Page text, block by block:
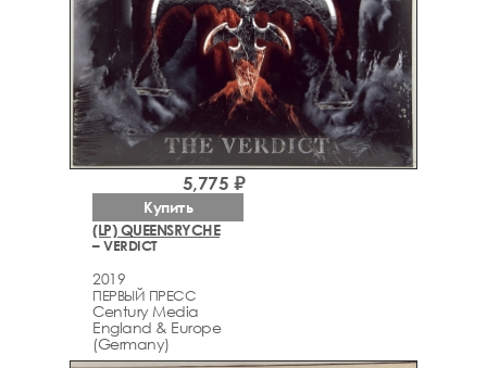
(LP) QUEENSRYCHE
– VERDICT
2019
ПЕРВЫЙ ПРЕСС
Century Media
England & Europe
(Germany)
5,775 ₽
Купить